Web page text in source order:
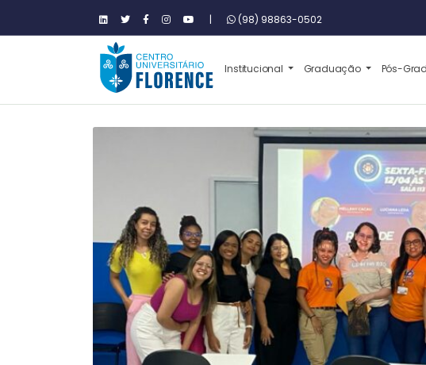
| (98) 98863-0502
Institucional Graduação Pós-